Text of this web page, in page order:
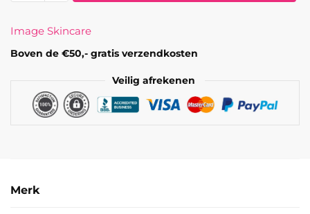
-
Probiotic
Mask
Image Skincare
Boven de €50,- gratis verzendkosten
Veilig afrekenen
Merk